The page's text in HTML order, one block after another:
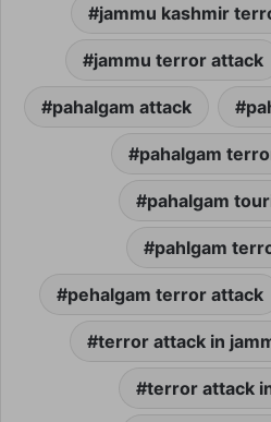
jammu kashmir
jammu terror attack
pahalgam attack
pahalgam
pahalgam
pahlgam
pehalgam terror attack
terror attack in
terror attack